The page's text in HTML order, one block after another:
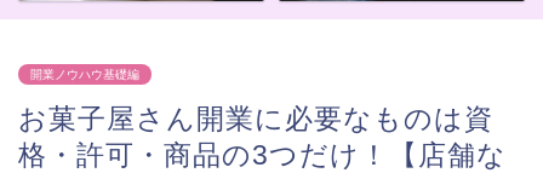
開業ノウハウ基礎編
お菓子屋さん開業に必要なものは資
格・許可・商品の3つだけ！【店舗な